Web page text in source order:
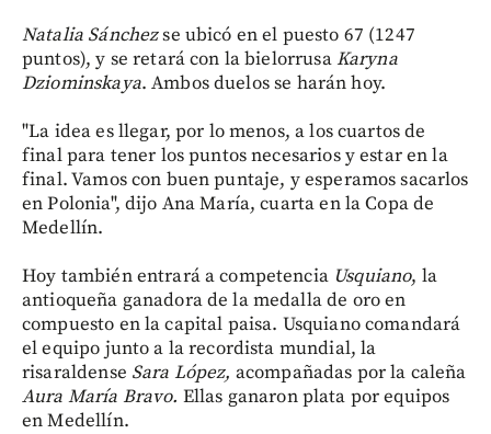
Natalia Sánchezse ubicó en el puesto 67 (1247
puntos), y se retará con la bielorrusaKaryna
Dziominskaya. Ambos duelos se harán hoy.
"La idea es llegar, por lo menos, a los cuartos de
final para tener los puntos necesarios y estar en la
final. Vamos con buen puntaje, y esperamos sacarlos
en Polonia", dijo Ana María, cuarta en la Copa de
Medellín.
Hoy también entrará a competencia Usquiano, la
antioqueña ganadora de la medalla de oro en
compuesto en la capital paisa. Usquiano comandará
el equipo junto a la recordista mundial, la
risaraldense Sara López, acompañadas por la caleña
Aura María Bravo. Ellas ganaron plata por equipos
en Medellín.